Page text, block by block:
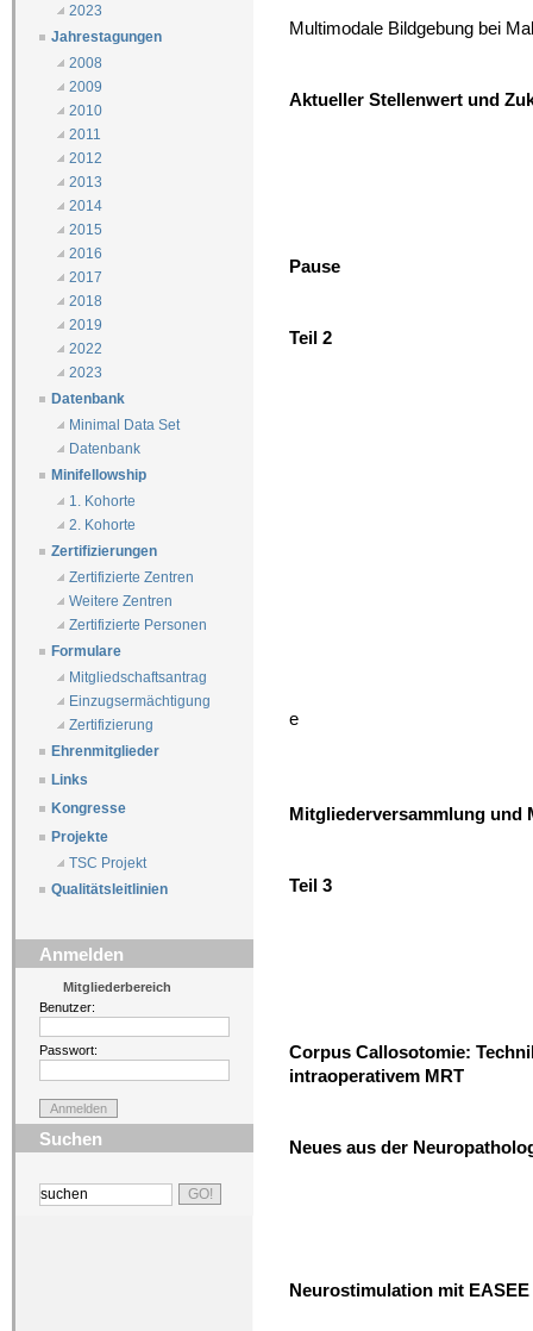
2023
Jahrestagungen
2008
2009
2010
2011
2012
2013
2014
2015
2016
2017
2018
2019
2022
2023
Datenbank
Minimal Data Set
Datenbank
Minifellowship
1. Kohorte
2. Kohorte
Zertifizierungen
Zertifizierte Zentren
Weitere Zentren
Zertifizierte Personen
Formulare
Mitgliedschaftsantrag
Einzugsermächtigung
Zertifizierung
Ehrenmitglieder
Links
Kongresse
Projekte
TSC Projekt
Qualitätsleitlinien
Anmelden
Mitgliederbereich
Benutzer:
Passwort:
Suchen
Multimodale Bildgebung bei
Aktueller Stellenwert und
Pause
Teil 2
e
Mitgliederversammlung und
Teil 3
Corpus Callosotomie:
intraoperativem MRT
Neues aus der
Neurostimulation mit EASEE